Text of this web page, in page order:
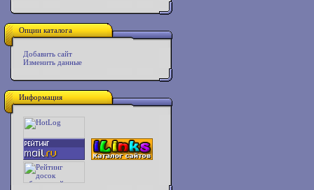
Опции каталога
Добавить сайт
Изменить данные
Информация